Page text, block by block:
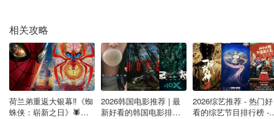
绿色线 Kitchener
深蓝线 Barrie
蓝色线 Richmond Hill (to Oak Ridges)
棕色线 Stouffville (to Lincolnville, with buses to
Uxbridge)
相关攻略
荷兰弟重返大银幕‼️《蜘
蛛侠：崭新之日》🕷️北
2026韩国电影推荐 | 最
新好看的韩国电影排行
2026综艺推荐 - 热门好
看的综艺节目排行榜 -